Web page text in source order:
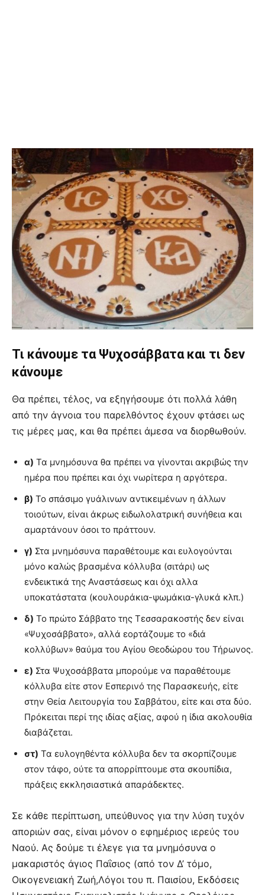
Τι κάνουμε τα Ψυχοσάββατα και τι δεν
κάνουμε
Θα πρέπει, τέλος, να εξηγήσουμε ότι πολλά λάθη
από την άγνοια του παρελθόντος έχουν φτάσει ως
τις μέρες μας, και θα πρέπει άμεσα να διορθωθούν.
α) Τα μνημόσυνα θα πρέπει να γίνονται ακριβώς την
ημέρα που πρέπει και όχι νωρίτερα η αργότερα.
β) Το σπάσιμο γυάλινων αντικειμένων η άλλων
τοιούτων, είναι άκρως ειδωλολατρική συνήθεια και
αμαρτάνουν όσοι το πράττουν.
γ) Στα μνημόσυνα παραθέτουμε και ευλογούνται
μόνο καλώς βρασμένα κόλλυβα (σιτάρι) ως
ενδεικτικά της Αναστάσεως και όχι αλλα
υποκατάστατα (κουλουράκια-ψωμάκια-γλυκά κλπ.)
δ) Το πρώτο Σάββατο της Τεσσαρακοστής δεν είναι
«Ψυχοσάββατο», αλλά εορτάζουμε το «διά
κολλύβων» θαύμα του Αγίου Θεοδώρου του Τήρωνος.
ε) Στα Ψυχοσάββατα μπορούμε να παραθέτουμε
κόλλυβα είτε στον Εσπερινό της Παρασκευής, είτε
στην Θεία Λειτουργία του Σαββάτου, είτε και στα δύο.
Πρόκειται περί της ιδίας αξίας, αφού η ίδια ακολουθία
διαβάζεται.
στ) Τα ευλογηθέντα κόλλυβα δεν τα σκορπίζουμε
στον τάφο, ούτε τα απορρίπτουμε στα σκουπίδια,
πράξεις εκκλησιαστικά απαράδεκτες.
Σε κάθε περίπτωση, υπεύθυνος για την λύση τυχόν
αποριών σας, είναι μόνον ο εφημέριος ιερεύς του
Ναού. Ας δούμε τι έλεγε για τα μνημόσυνα ο
μακαριστός άγιος Παΐσιος (από τον Δ’ τόμο,
Οικογενειακή Ζωή,Λόγοι του π. Παισίου, Εκδόσεις